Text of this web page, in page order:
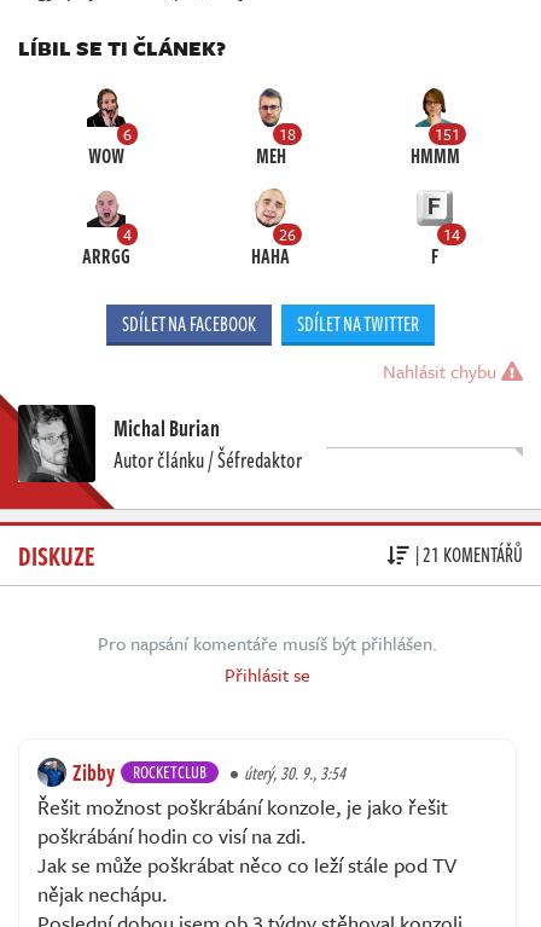
LÍBIL SE TI ČLÁNEK?
6
WOW
18
MEH
151
HMMM
4
ARRGG
26
HAHA
14
F
SDÍLET NA FACEBOOK SDÍLET NA TWITTER
Nahlásit chybu
Michal Burian
Autor článku / Šéfredaktor
DISKUZE | 21 KOMENTÁŘŮ
Pro napsání komentáře musíš být přihlášen.
Přihlásit se
Zibby ROCKETCLUB úterý, 30. 9., 3:54
Řešit možnost poškrábání konzole, je jako řešit
poškrábání hodin co visí na zdi.
Jak se může poškrábat něco co leží stále pod TV
nějak nechápu.